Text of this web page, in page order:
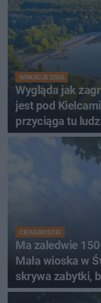
WAKACJE 2026
Wygląda jak
jest pod
przyciąga tu
CIEKAWOSTKI
Ma zaledwie
Mała wioska w
skrywa zabytki,